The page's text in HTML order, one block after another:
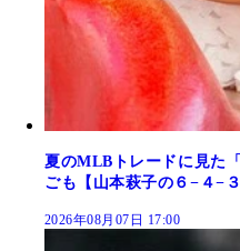
夏のMLBトレードに見た
ごも【山本萩子の６−４−
2026年08月07日 17:00